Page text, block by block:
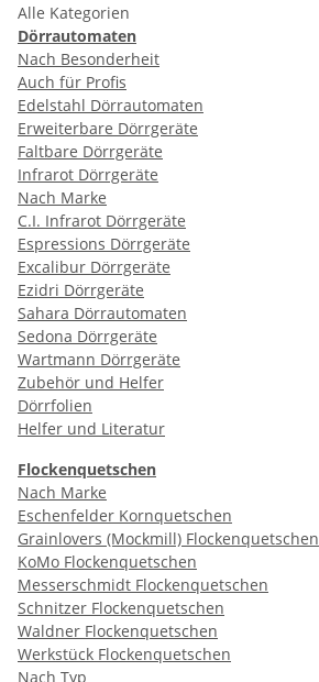
Alle Kategorien
Dörrautomaten
Nach Besonderheit
Auch für Profis
Edelstahl Dörrautomaten
Erweiterbare Dörrgeräte
Faltbare Dörrgeräte
Infrarot Dörrgeräte
Nach Marke
C.I. Infrarot Dörrgeräte
Espressions Dörrgeräte
Excalibur Dörrgeräte
Ezidri Dörrgeräte
Sahara Dörrautomaten
Sedona Dörrgeräte
Wartmann Dörrgeräte
Zubehör und Helfer
Dörrfolien
Helfer und Literatur
Flockenquetschen
Nach Marke
Eschenfelder Kornquetschen
Grainlovers (Mockmill) Flockenquetschen
KoMo Flockenquetschen
Messerschmidt Flockenquetschen
Schnitzer Flockenquetschen
Waldner Flockenquetschen
Werkstück Flockenquetschen
Nach Typ